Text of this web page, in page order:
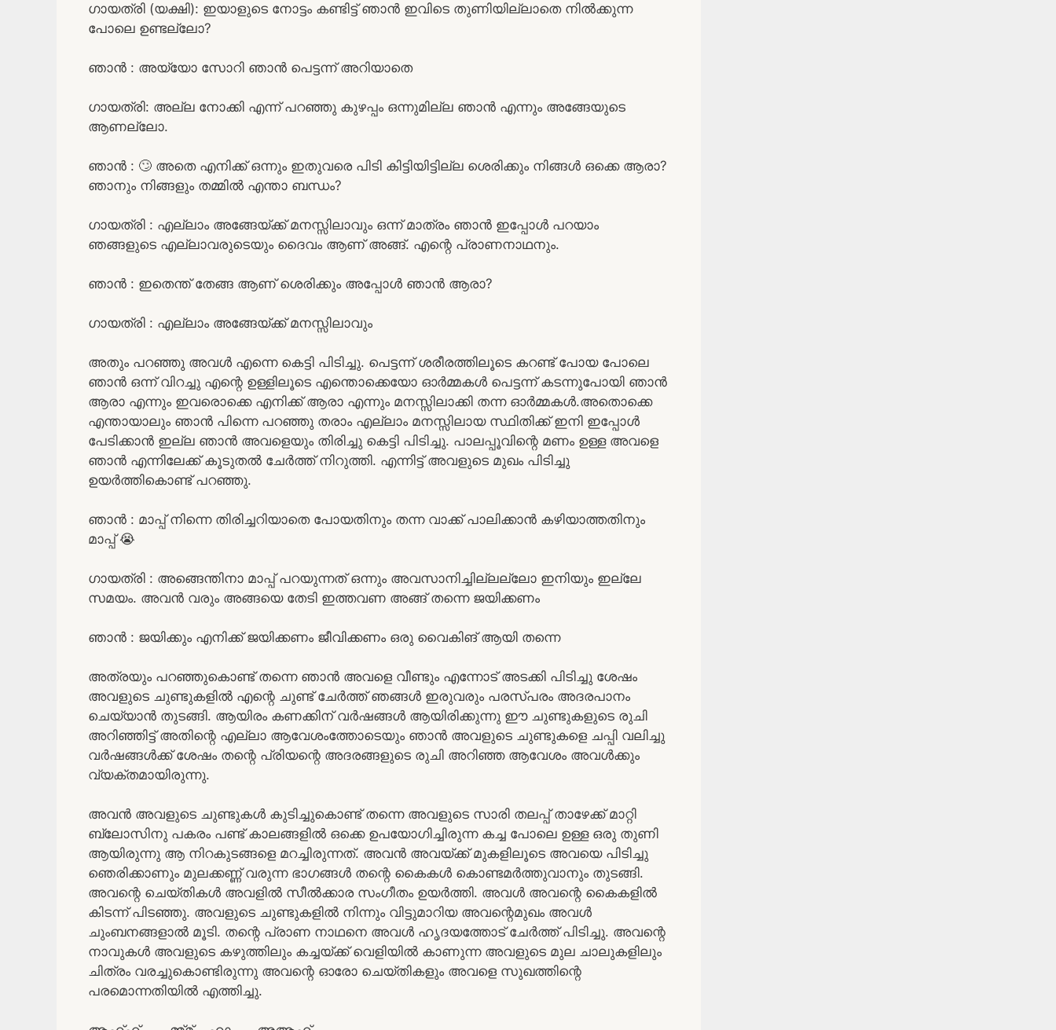
ഗായത്രി (യക്ഷി): ഇയാളുടെ നോട്ടം കണ്ടിട്ട് ഞാൻ ഇവിടെ തുണിയില്ലാതെ നിൽക്കുന്ന
പോലെ ഉണ്ടല്ലോ?
ഞാൻ : അയ്യോ സോറി ഞാൻ പെട്ടന്ന് അറിയാതെ
ഗായത്രി: അല്ല നോക്കി എന്ന് പറഞ്ഞു കുഴപ്പം ഒന്നുമില്ല ഞാൻ എന്നും അങ്ങേയുടെ
ആണല്ലോ.
ഞാൻ : 🙄 അതെ എനിക്ക് ഒന്നും ഇതുവരെ പിടി കിട്ടിയിട്ടില്ല ശെരിക്കും നിങ്ങൾ ഒക്കെ ആരാ?
ഞാനും നിങ്ങളും തമ്മിൽ എന്താ ബന്ധം?
ഗായത്രി : എല്ലാം അങ്ങേയ്ക്ക് മനസ്സിലാവും ഒന്ന് മാത്രം ഞാൻ ഇപ്പോൾ പറയാം
ഞങ്ങളുടെ എല്ലാവരുടെയും ദൈവം ആണ് അങ്ങ്. എന്റെ പ്രാണനാഥനും.
ഞാൻ : ഇതെന്ത് തേങ്ങ ആണ് ശെരിക്കും അപ്പോൾ ഞാൻ ആരാ?
ഗായത്രി : എല്ലാം അങ്ങേയ്ക്ക് മനസ്സിലാവും
അതും പറഞ്ഞു അവൾ എന്നെ കെട്ടി പിടിച്ചു. പെട്ടന്ന് ശരീരത്തിലൂടെ കറണ്ട് പോയ പോലെ
ഞാൻ ഒന്ന് വിറച്ചു എന്റെ ഉള്ളിലൂടെ എന്തൊക്കെയോ ഓർമ്മകൾ പെട്ടന്ന് കടന്നുപോയി ഞാൻ
ആരാ എന്നും ഇവരൊക്കെ എനിക്ക് ആരാ എന്നും മനസ്സിലാക്കി തന്ന ഓർമ്മകൾ.അതൊക്കെ
എന്തായാലും ഞാൻ പിന്നെ പറഞ്ഞു തരാം എല്ലാം മനസ്സിലായ സ്ഥിതിക്ക് ഇനി ഇപ്പോൾ
പേടിക്കാൻ ഇല്ല ഞാൻ അവളെയും തിരിച്ചു കെട്ടി പിടിച്ചു. പാലപ്പൂവിന്റെ മണം ഉള്ള അവളെ
ഞാൻ എന്നിലേക്ക് കൂടുതൽ ചേർത്ത് നിറുത്തി. എന്നിട്ട് അവളുടെ മുഖം പിടിച്ചു
ഉയർത്തികൊണ്ട് പറഞ്ഞു.
ഞാൻ : മാപ്പ് നിന്നെ തിരിച്ചറിയാതെ പോയതിനും തന്ന വാക്ക് പാലിക്കാൻ കഴിയാത്തതിനും
മാപ്പ് 😭
ഗായത്രി : അങ്ങെന്തിനാ മാപ്പ് പറയുന്നത് ഒന്നും അവസാനിച്ചില്ലല്ലോ ഇനിയും ഇല്ലേ
സമയം. അവൻ വരും അങ്ങയെ തേടി ഇത്തവണ അങ്ങ് തന്നെ ജയിക്കണം
ഞാൻ : ജയിക്കും എനിക്ക് ജയിക്കണം ജീവിക്കണം ഒരു വൈകിങ് ആയി തന്നെ
അത്രയും പറഞ്ഞുകൊണ്ട് തന്നെ ഞാൻ അവളെ വീണ്ടും എന്നോട് അടക്കി പിടിച്ചു ശേഷം
അവളുടെ ചുണ്ടുകളിൽ എന്റെ ചുണ്ട് ചേർത്ത് ഞങ്ങൾ ഇരുവരും പരസ്പരം അദരപാനം
ചെയ്യാൻ തുടങ്ങി. ആയിരം കണക്കിന് വർഷങ്ങൾ ആയിരിക്കുന്നു ഈ ചുണ്ടുകളുടെ രുചി
അറിഞ്ഞിട്ട് അതിന്റെ എല്ലാ ആവേശംത്തോടെയും ഞാൻ അവളുടെ ചുണ്ടുകളെ ചപ്പി വലിച്ചു
വർഷങ്ങൾക്ക് ശേഷം തന്റെ പ്രിയന്റെ അദരങ്ങളുടെ രുചി അറിഞ്ഞ ആവേശം അവൾക്കും
വ്യക്തമായിരുന്നു.
അവൻ അവളുടെ ചുണ്ടുകൾ കുടിച്ചുകൊണ്ട് തന്നെ അവളുടെ സാരി തലപ്പ് താഴേക്ക് മാറ്റി
ബ്ലോസിനു പകരം പണ്ട് കാലങ്ങളിൽ ഒക്കെ ഉപയോഗിച്ചിരുന്ന കച്ച പോലെ ഉള്ള ഒരു തുണി
ആയിരുന്നു ആ നിറകുടങ്ങളെ മറച്ചിരുന്നത്. അവൻ അവയ്ക്ക് മുകളിലൂടെ അവയെ പിടിച്ചു
ഞെരിക്കാണും മുലക്കണ്ണ് വരുന്ന ഭാഗങ്ങൾ തന്റെ കൈകൾ കൊണ്ടമർത്തുവാനും തുടങ്ങി.
അവന്റെ ചെയ്തികൾ അവളിൽ സീൽക്കാര സംഗീതം ഉയർത്തി. അവൾ അവന്റെ കൈകളിൽ
കിടന്ന് പിടഞ്ഞു. അവളുടെ ചുണ്ടുകളിൽ നിന്നും വിട്ടുമാറിയ അവന്റെമുഖം അവൾ
ചുംബനങ്ങളാൽ മൂടി. തന്റെ പ്രാണ നാഥനെ അവൾ ഹൃദയത്തോട് ചേർത്ത് പിടിച്ചു. അവന്റെ
നാവുകൾ അവളുടെ കഴുത്തിലും കച്ചയ്ക്ക് വെളിയിൽ കാണുന്ന അവളുടെ മുല ചാലുകളിലും
ചിത്രം വരച്ചുകൊണ്ടിരുന്നു അവന്റെ ഓരോ ചെയ്തികളും അവളെ സുഖത്തിന്റെ
പരമൊന്നതിയിൽ എത്തിച്ചു.